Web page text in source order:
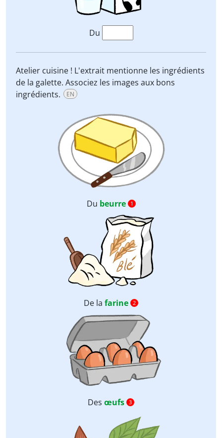
Du
Atelier cuisine ! L'extrait mentionne les ingrédients
de la galette. Associez les images aux bons
ingrédients.
EN
Du beurre 1
De la farine 2
Des œufs 3